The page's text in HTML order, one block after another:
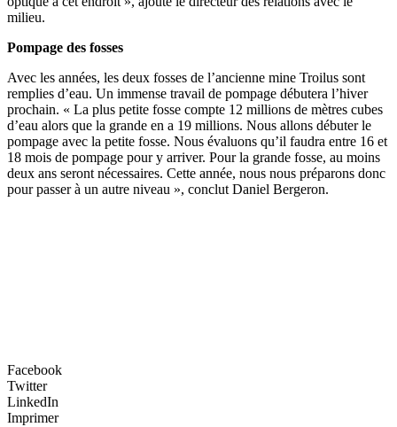
milieu.
Pompage des fosses
Avec les années, les deux fosses de l’ancienne mine Troilus sont
remplies d’eau. Un immense travail de pompage débutera l’hiver
prochain. « La plus petite fosse compte 12 millions de mètres cubes
d’eau alors que la grande en a 19 millions. Nous allons débuter le
pompage avec la petite fosse. Nous évaluons qu’il faudra entre 16 et
18 mois de pompage pour y arriver. Pour la grande fosse, au moins
deux ans seront nécessaires. Cette année, nous nous préparons donc
pour passer à un autre niveau », conclut Daniel Bergeron.
Facebook
Twitter
LinkedIn
Imprimer